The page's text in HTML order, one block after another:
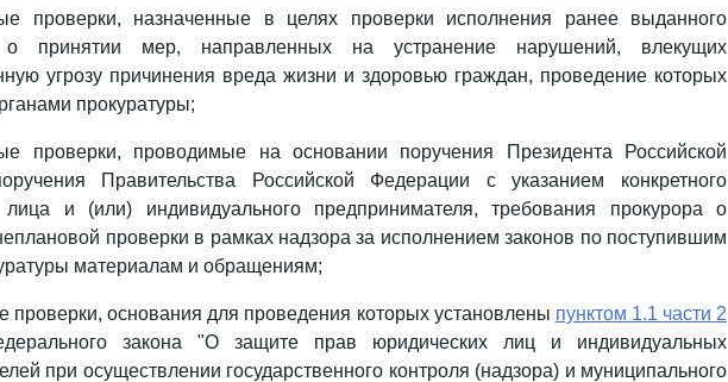
проверки, назначенные в целях проверки исполнения ранее выданного
о принятии мер, направленных на устранение нарушений, влекущих
угрозу причинения вреда жизни и здоровью граждан, проведение которых
прокуратуры;
проверки, проводимые на основании поручения Президента Российской
Правительства Российской Федерации с указанием конкретного
лица и (или) индивидуального предпринимателя, требования прокурора о
проверки в рамках надзора за исполнением законов по поступившим
материалам и обращениям;
проверки, основания для проведения которых установлены пунктом 1.1 части 2
закона "О защите прав юридических лиц и индивидуальных
при осуществлении государственного контроля (надзора) и муниципального